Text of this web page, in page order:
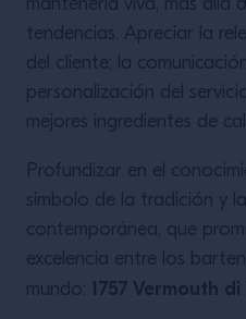
mantenerla viva, más allá
tendencias. Apreciar la
del cliente; la
personalización del
mejores ingredientes de
Profundizar en el
símbolo de la tradición y
contemporánea, que
excelencia entre los
mundo:
1757 Vermouth